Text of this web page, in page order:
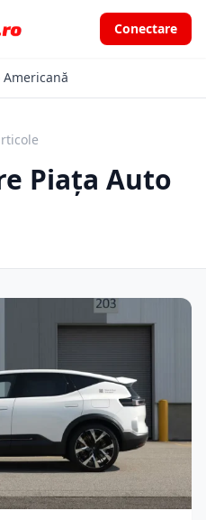
Conectare
Americană
Piața Auto